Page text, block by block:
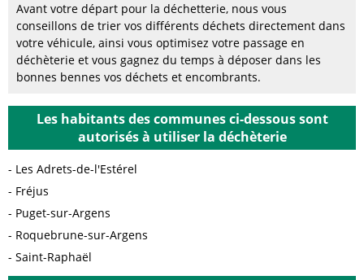
Avant votre départ pour la déchetterie, nous vous
conseillons de trier vos différents déchets directement dans
votre véhicule, ainsi vous optimisez votre passage en
déchèterie et vous gagnez du temps à déposer dans les
bonnes bennes vos déchets et encombrants.
Les habitants des communes ci-dessous sont
autorisés à utiliser la déchèterie
Les Adrets-de-l'Estérel
Fréjus
Puget-sur-Argens
Roquebrune-sur-Argens
Saint-Raphaël